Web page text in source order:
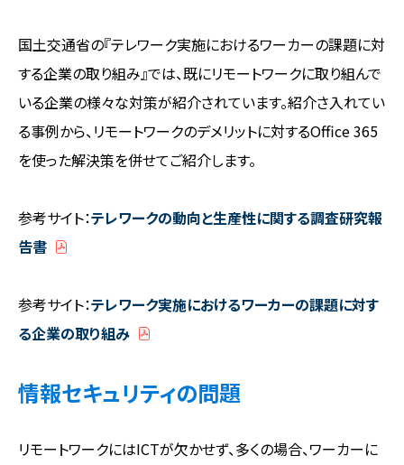
国土交通省の『テレワーク実施におけるワーカーの課題に対
する企業の取り組み』では、既にリモートワークに取り組んで
いる企業の様々な対策が紹介されています。紹介さ入れてい
る事例から、リモートワークのデメリットに対するOffice 365
を使った解決策を併せてご紹介します。
参考サイト：テレワークの動向と生産性に関する調査研究報
告書
参考サイト：テレワーク実施におけるワーカーの課題に対す
る企業の取り組み
情報セキュリティの問題
リモートワークにはICTが欠かせず、多くの場合、ワーカーに